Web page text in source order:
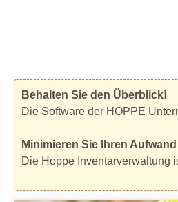
Behalten Sie den Überblick!
Die Software der HOPPE
Minimieren Sie Ihren
Die Hoppe Inventarverwaltung